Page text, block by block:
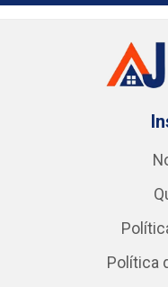
Política